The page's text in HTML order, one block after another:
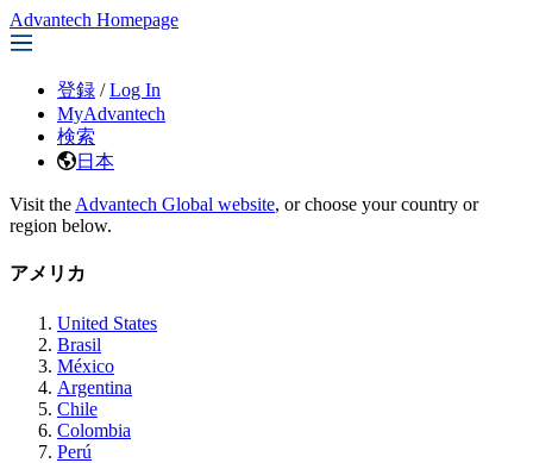
Advantech Homepage
登録 / Log In
MyAdvantech
検索
日本
Visit the Advantech Global website, or choose your country or
region below.
アメリカ
United States
Brasil
México
Argentina
Chile
Colombia
Perú